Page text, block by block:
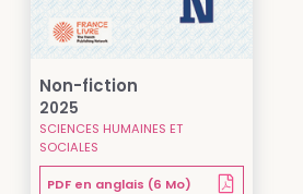
Non-fiction
2025
SCIENCES HUMAINES ET
SOCIALES
PDF en anglais (6 Mo)